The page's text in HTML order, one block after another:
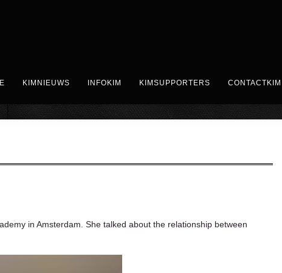
KIMNIEUWS INFOKIM KIMSUPPORTERS CONTACTKIM
in Amsterdam. She talked about the relationship between